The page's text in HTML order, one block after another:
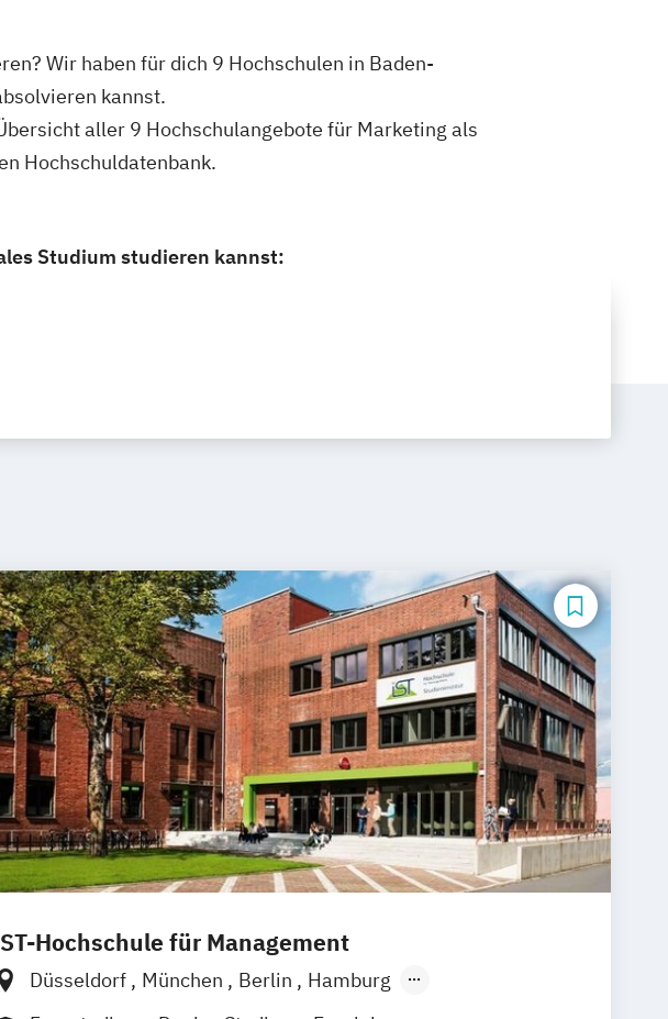
Wir haben für dich 9 Hochschulen in Baden-
kannst.
aller 9 Hochschulangebote für Marketing als
Hochschuldatenbank.
Studium studieren kannst:
Hochschule für Management
Düsseldorf München Berlin
Hamburg
Weil am Rhein
Frankfurt am Main Essen